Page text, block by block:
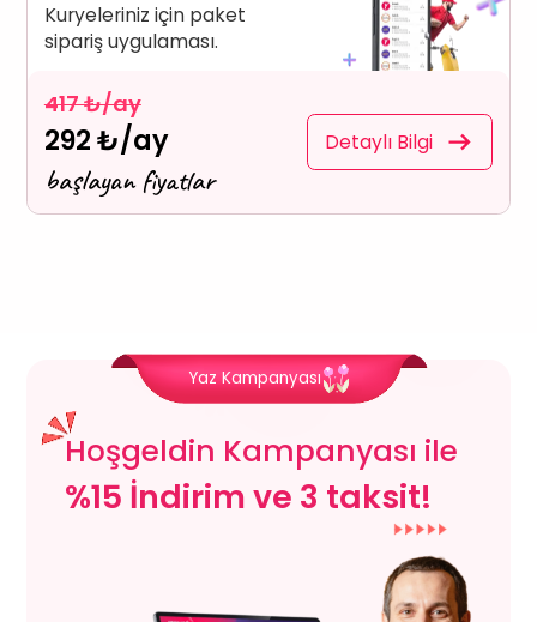
Kuryeleriniz için paket
sipariş uygulaması.
417 ₺/ay
292 ₺/ay
başlayan fiyatlar
Detaylı Bilgi
Yaz Kampanyası
Hoşgeldin Kampanyası ile
%15 İndirim ve 3 taksit!